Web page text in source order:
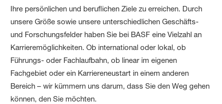
Ihre persönlichen und beruflichen Ziele zu erreichen. Durch
unsere Größe sowie unsere unterschiedlichen Geschäfts-
und Forschungsfelder haben Sie bei BASF eine Vielzahl an
Karrieremöglichkeiten. Ob international oder lokal, ob
Führungs- oder Fachlaufbahn, ob linear im eigenen
Fachgebiet oder ein Karriereneustart in einem anderen
Bereich – wir kümmern uns darum, dass Sie den Weg gehen
können, den Sie möchten.